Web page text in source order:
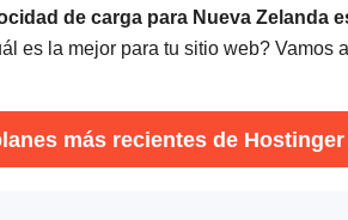
de carga para Nueva Zelanda
es la mejor para tu sitio web? Vamos
más recientes de Hostinger